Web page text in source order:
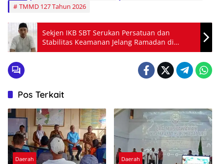
TMMD 127 Tahun 2026
Sekjen IKB SBT Serukan Persatuan dan
Stabilitas Keamanan Jelang Ramadan di
Maluku
Pos Terkait
Daerah Daerah